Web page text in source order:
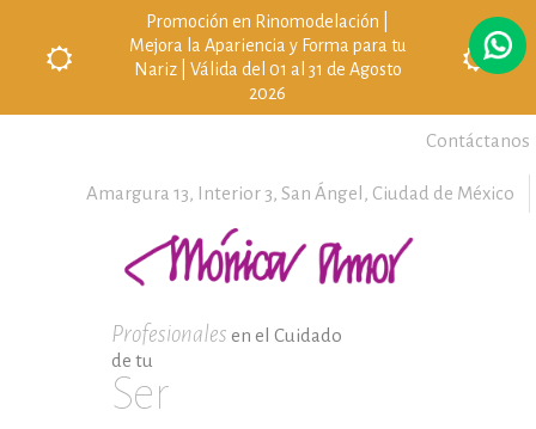
Promoción en Rinomodelación |
Mejora la Apariencia y Forma para tu
Nariz | Válida del 01 al 31 de Agosto
2026
Contáctanos
Amargura 13, Interior 3, San Ángel, Ciudad de México
Profesionales en el Cuidado
de tu
Ser